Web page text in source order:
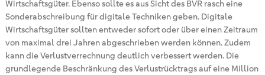
Wirtschaftsgüter. Ebenso sollte es aus Sicht des BVR rasch eine
Sonderabschreibung für digitale Techniken geben. Digitale
Wirtschaftsgüter sollten entweder sofort oder über einen Zeitraum
von maximal drei Jahren abgeschrieben werden können. Zudem
kann die Verlustverrechnung deutlich verbessert werden. Die
grundlegende Beschränkung des Verlustrücktrags auf eine Million